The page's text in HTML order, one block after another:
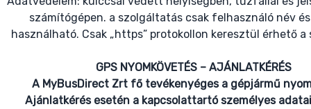
számítógépen. a szolgáltatás csak felhasználó név
használható. Csak „https” protokollon keresztül érhető
GPS NYOMKÖVETÉS – AJÁNLATKÉRÉS
A MyBusDirect Zrt fő tevékenyéges a gépjármű
Ajánlatkérés esetén a kapcsolattartó személyes